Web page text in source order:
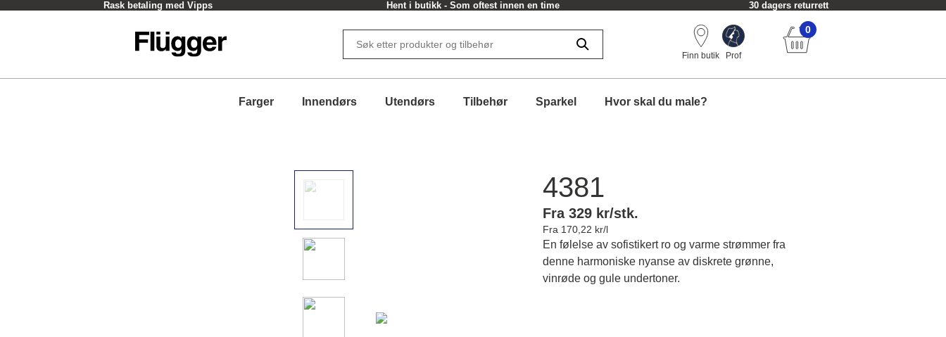
Rask betaling med Vipps Hent i butikk - Som oftest innen en time 30 dagers returrett
Finn butik Prof
0
Farger Innendørs Utendørs Tilbehør Sparkel Hvor skal du male?
4381
Fra 329 kr/stk.
Fra 170,22 kr/l
En følelse av sofistikert ro og varme strømmer fra
denne harmoniske nyanse av diskrete grønne,
vinrøde og gule undertoner.